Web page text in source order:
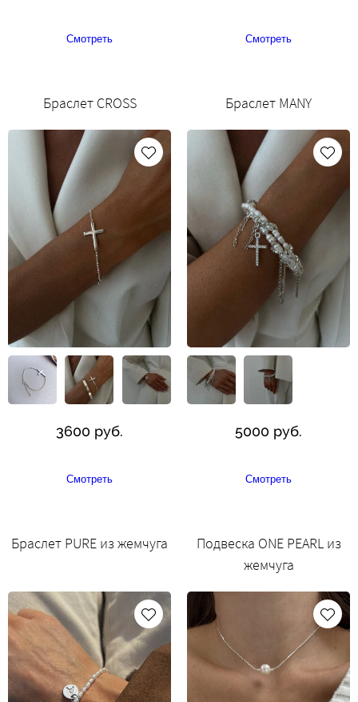
Смотреть Смотреть
Браслет CROSS
3600 руб.
Смотреть
Браслет MANY
5000 руб.
Смотреть
Браслет PURE из жемчуга
Подвеска ONE PEARL из
жемчуга